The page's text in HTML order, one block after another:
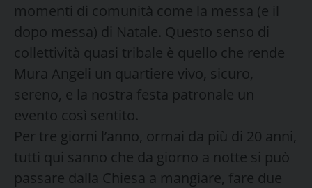
momenti di comunità come la messa (e il
dopo messa) di Natale. Questo senso di
collettività quasi tribale è quello che rende
Mura Angeli un quartiere vivo, sicuro,
sereno, e la nostra festa patronale un
evento così sentito.
Per tre giorni l’anno, ormai da più di 20 anni,
tutti qui sanno che da giorno a notte si può
passare dalla Chiesa a mangiare, fare due